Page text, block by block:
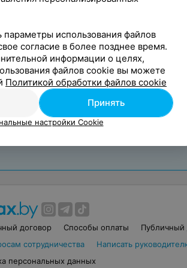
в Gatsby Hall✨️️️
договор Способы оплаты
Публичный
сотрудничества Написать
персональных данных
использования файлов
согласие в более позднее время.
информации о целях,
файлов cookie вы можете
Политикой обработки файлов cookie
Принять
настройки Cookie